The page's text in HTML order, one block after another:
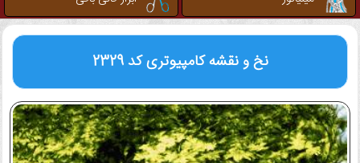
نخ و نقشه کامپیوتریکد 2329